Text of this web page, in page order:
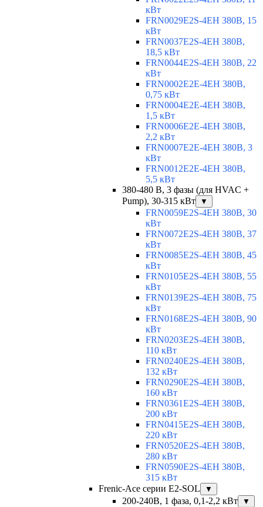
кВт
FRN0029E2S-4EH 380В, 15
кВт
FRN0037E2S-4EH 380В,
18,5 кВт
FRN0044E2S-4EH 380В, 22
кВт
FRN0002E2E-4EH 380В,
0,75 кВт
FRN0004E2E-4EH 380В,
1,5 кВт
FRN0006E2E-4EH 380В,
2,2 кВт
FRN0007E2E-4EH 380В, 3
кВт
FRN0012E2E-4EH 380В,
5,5 кВт
380-480 В, 3 фазы (для HVAC +
Pump), 30-315 кВт
▼
FRN0059E2S-4EH 380В, 30
кВт
FRN0072E2S-4EH 380В, 37
кВт
FRN0085E2S-4EH 380В, 45
кВт
FRN0105E2S-4EH 380В, 55
кВт
FRN0139E2S-4EH 380В, 75
кВт
FRN0168E2S-4EH 380В, 90
кВт
FRN0203E2S-4EH 380В,
110 кВт
FRN0240E2S-4EH 380В,
132 кВт
FRN0290E2S-4EH 380В,
160 кВт
FRN0361E2S-4EH 380В,
200 кВт
FRN0415E2S-4EH 380В,
220 кВт
FRN0520E2S-4EH 380В,
280 кВт
FRN0590E2S-4EH 380В,
315 кВт
Frenic-Ace серии E2-SOL
▼
200-240В, 1 фаза, 0,1-2,2 кВт ▼